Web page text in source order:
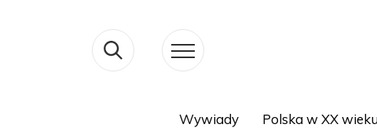
Wywiady Polska w XX